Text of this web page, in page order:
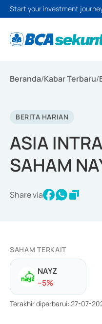
Start your investment
Beranda/Kabar Terbaru/
BERITA HARIAN
ASIA
SAHAM
Share via
SAHAM TERKAIT
NAYZ
--5%
Terakhir diperbarui: 27-07-